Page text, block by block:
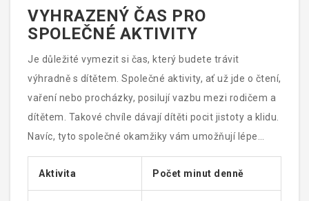
příležitostí pro společné aktivity podporujete jejich
schopnost vytvářet a udržovat vztahy.
VYHRAZENÝ ČAS PRO
SPOLEČNÉ AKTIVITY
Je důležité vymezit si čas, který budete trávit
výhradně s dítětem. Společné aktivity, ať už jde o čtení,
vaření nebo procházky, posilují vazbu mezi rodičem a
dítětem. Takové chvíle dávají dítěti pocit jistoty a klidu.
Navíc, tyto společné okamžiky vám umožňují lépe
pochopit vaše dítě a jeho potřeby.
Aktivita
Počet minut denně